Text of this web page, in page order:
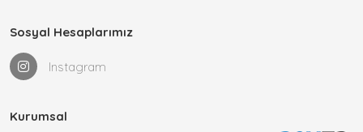
Sosyal Hesaplarımız
Instagram
Kurumsal